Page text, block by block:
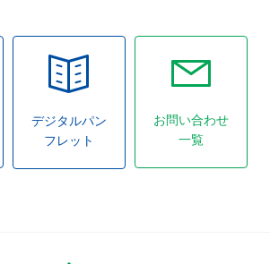
デジタルパン
フレット
お問い合わせ
一覧